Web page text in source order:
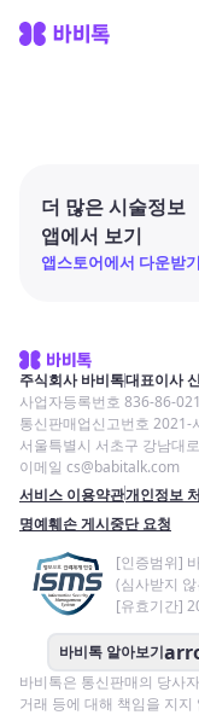
더 많은 시술정보
앱에서 보기
앱스토어에서 다운받기
주식회사 바비톡대표이사
사업자등록번호 836-86-
통신판매업신고번호 2021-
서울특별시 서초구 강남대
이메일 cs@babitalk.com
서비스 이용약관개인정보
명예훼손 게시중단 요청
[인증범위]
(심사받지
[유효기간]
바비톡 알아보기
바비톡은 통신판매의 당사
거래 등에 대해 책임을 지지